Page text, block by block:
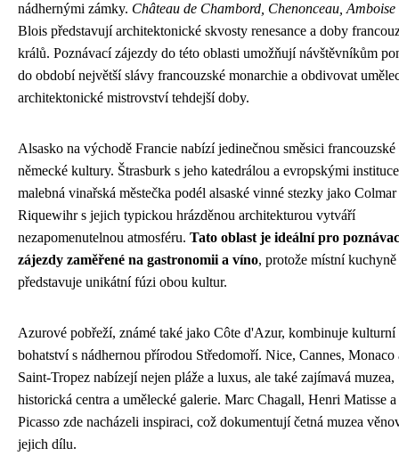
nádhernými zámky. Château de Chambord, Chenonceau, Amboise
Blois představují architektonické skvosty renesance a doby
králů. Poznávací zájezdy do této oblasti umožňují návštěvníkům
do období největší slávy francouzské monarchie a obdivovat
architektonické mistrovství tehdejší doby.
Alsasko na východě Francie nabízí jedinečnou směsici francouzské
německé kultury. Štrasburk s jeho katedrálou a evropskými
malebná vinařská městečka podél alsaské vinné stezky jako
Riquewihr s jejich typickou hrázděnou architekturou vytváří
nezapomenutelnou atmosféru. Tato oblast je ideální pro
zájezdy zaměřené na gastronomii a víno, protože místní kuchyně
představuje unikátní fúzi obou kultur.
Azurové pobřeží, známé také jako Côte d'Azur, kombinuje kulturní
bohatství s nádhernou přírodou Středomoří. Nice, Cannes, Monaco
Saint-Tropez nabízejí nejen pláže a luxus, ale také zajímavá muzea,
historická centra a umělecké galerie. Marc Chagall, Henri Matisse
Picasso zde nacházeli inspiraci, což dokumentují četná muzea
jejich dílu.